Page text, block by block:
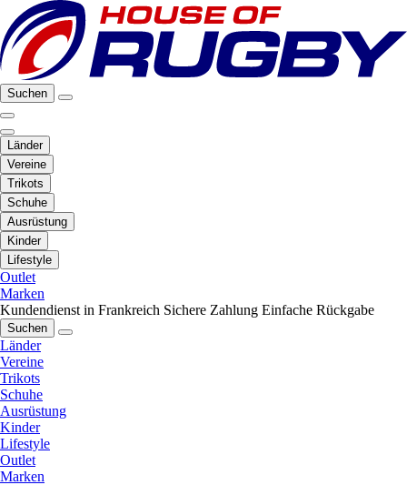
Suchen
Länder
Vereine
Trikots
Schuhe
Ausrüstung
Kinder
Lifestyle
Outlet
Marken
Kundendienst in Frankreich Sichere Zahlung Einfache Rückgabe
Suchen
Länder
Vereine
Trikots
Schuhe
Ausrüstung
Kinder
Lifestyle
Outlet
Marken